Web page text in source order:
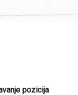
pozicija